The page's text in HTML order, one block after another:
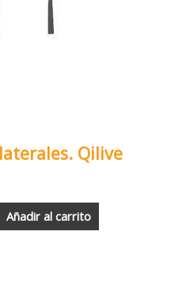
Qilive
Añadir al carrito